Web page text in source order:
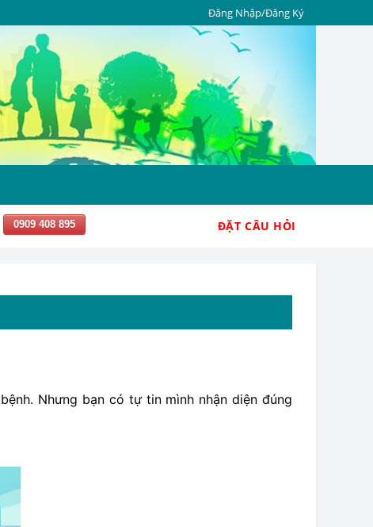
Đăng Nhập/Đăng Ký
0909 408 895 ĐẶT CÂU HỎI
Nhưng bạn có tự tin mình nhận diện đúng